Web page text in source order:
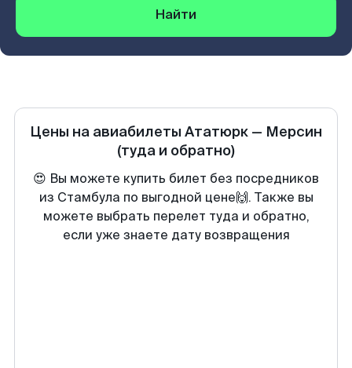
Найти
Цены на авиабилеты Ататюрк — Мерсин
(туда и обратно)
😍 Вы можете купить билет без посредников
из Стамбула по выгодной цене🙌. Также вы
можете выбрать перелет туда и обратно,
если уже знаете дату возвращения